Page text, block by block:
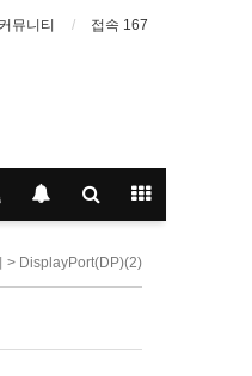
커뮤니티 접속 167
> DisplayPort(DP)(2)